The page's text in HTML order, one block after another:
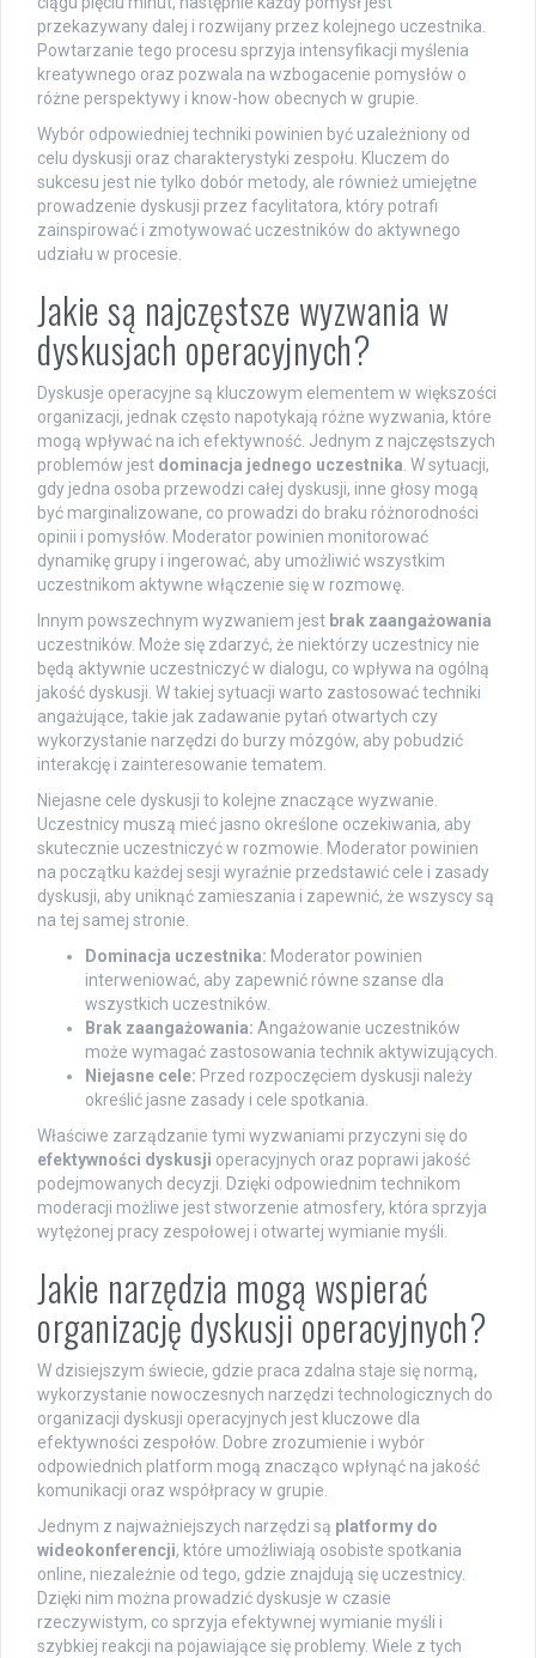
przekazywany dalej i rozwijany przez kolejnego uczestnika.
Powtarzanie tego procesu sprzyja intensyfikacji myślenia
kreatywnego oraz pozwala na wzbogacenie pomysłów o
różne perspektywy i know-how obecnych w grupie.
Wybór odpowiedniej techniki powinien być uzależniony od
celu dyskusji oraz charakterystyki zespołu. Kluczem do
sukcesu jest nie tylko dobór metody, ale również umiejętne
prowadzenie dyskusji przez facylitatora, który potrafi
zainspirować i zmotywować uczestników do aktywnego
udziału w procesie.
Jakie są najczęstsze wyzwania w
dyskusjach operacyjnych?
Dyskusje operacyjne są kluczowym elementem w większości
organizacji, jednak często napotykają różne wyzwania, które
mogą wpływać na ich efektywność. Jednym z najczęstszych
problemów jest dominacja jednego uczestnika . W sytuacji,
gdy jedna osoba przewodzi całej dyskusji, inne głosy mogą
być marginalizowane, co prowadzi do braku różnorodności
opinii i pomysłów. Moderator powinien monitorować
dynamikę grupy i ingerować, aby umożliwić wszystkim
uczestnikom aktywne włączenie się w rozmowę.
Innym powszechnym wyzwaniem jest brak zaangażowania
uczestników. Może się zdarzyć, że niektórzy uczestnicy nie
będą aktywnie uczestniczyć w dialogu, co wpływa na ogólną
jakość dyskusji. W takiej sytuacji warto zastosować techniki
angażujące, takie jak zadawanie pytań otwartych czy
wykorzystanie narzędzi do burzy mózgów, aby pobudzić
interakcję i zainteresowanie tematem.
Niejasne cele dyskusji to kolejne znaczące wyzwanie.
Uczestnicy muszą mieć jasno określone oczekiwania, aby
skutecznie uczestniczyć w rozmowie. Moderator powinien
na początku każdej sesji wyraźnie przedstawić cele i zasady
dyskusji, aby uniknąć zamieszania i zapewnić, że wszyscy są
na tej samej stronie.
Dominacja uczestnika: Moderator powinien
interweniować, aby zapewnić równe szanse dla
wszystkich uczestników.
Brak zaangażowania: Angażowanie uczestników
może wymagać zastosowania technik aktywizujących.
Niejasne cele: Przed rozpoczęciem dyskusji należy
określić jasne zasady i cele spotkania.
Właściwe zarządzanie tymi wyzwaniami przyczyni się do
efektywności dyskusji operacyjnych oraz poprawi jakość
podejmowanych decyzji. Dzięki odpowiednim technikom
moderacji możliwe jest stworzenie atmosfery, która sprzyja
wytężonej pracy zespołowej i otwartej wymianie myśli.
Jakie narzędzia mogą wspierać
organizację dyskusji operacyjnych?
W dzisiejszym świecie, gdzie praca zdalna staje się normą,
wykorzystanie nowoczesnych narzędzi technologicznych do
organizacji dyskusji operacyjnych jest kluczowe dla
efektywności zespołów. Dobre zrozumienie i wybór
odpowiednich platform mogą znacząco wpłynąć na jakość
komunikacji oraz współpracy w grupie.
Jednym z najważniejszych narzędzi są platformy do
wideokonferencji, które umożliwiają osobiste spotkania
online, niezależnie od tego, gdzie znajdują się uczestnicy.
Dzięki nim można prowadzić dyskusje w czasie
rzeczywistym, co sprzyja efektywnej wymianie myśli i
szybkiej reakcji na pojawiające się problemy. Wiele z tych